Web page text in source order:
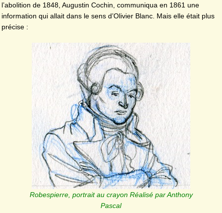
l’abolition de 1848, Augustin Cochin, communiqua en 1861 une
information qui allait dans le sens d’Olivier Blanc. Mais elle était plus
précise :
Robespierre, portrait au crayon Réalisé par Anthony
Pascal